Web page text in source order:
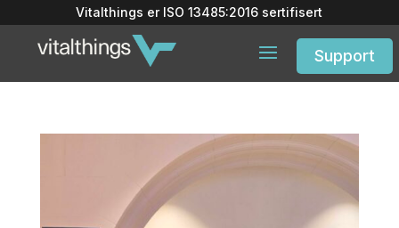
Vitalthings er ISO 13485:2016 sertifisert
Support